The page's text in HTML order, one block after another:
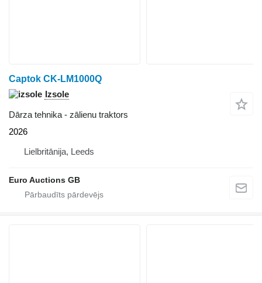
Captok CK-LM1000Q
Izsole
Dārza tehnika - zālienu traktors
2026
Lielbritānija, Leeds
Euro Auctions GB